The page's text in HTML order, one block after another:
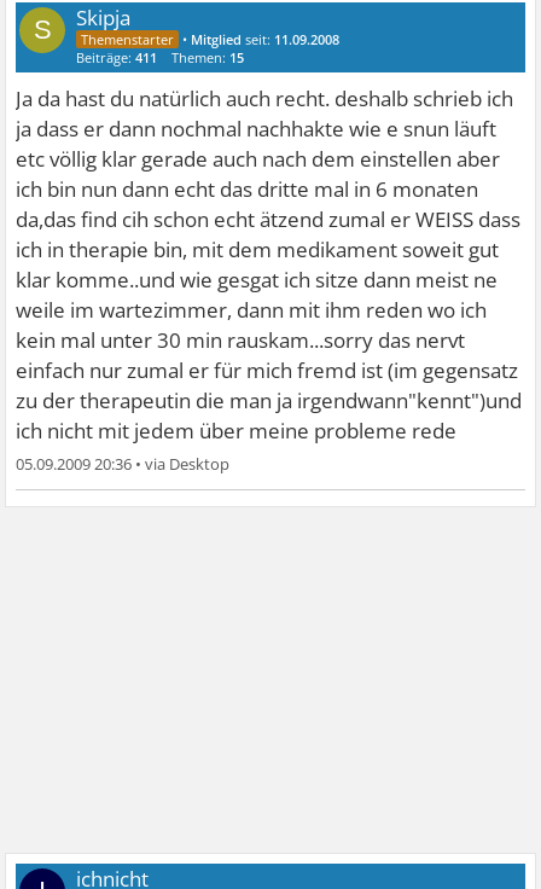
S Skipja
• Mitglied seit: 11.09.2008
Beiträge:411 Themen: 15
Ja da hast du natürlich auch recht. deshalb schrieb ich
ja dass er dann nochmal nachhakte wie e snun läuft
etc völlig klar gerade auch nach dem einstellen aber
ich bin nun dann echt das dritte mal in 6 monaten
da,das find cih schon echt ätzend zumal er WEISS dass
ich in therapie bin, mit dem medikament soweit gut
klar komme..und wie gesgat ich sitze dann meist ne
weile im wartezimmer, dann mit ihm reden wo ich
kein mal unter 30 min rauskam...sorry das nervt
einfach nur zumal er für mich fremd ist (im gegensatz
zu der therapeutin die man ja irgendwann"kennt")und
ich nicht mit jedem über meine probleme rede
05.09.2009 20:36 •
ichnicht